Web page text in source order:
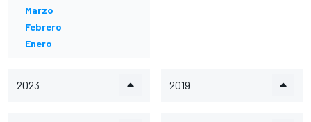
Marzo
Febrero
Enero
2023 2019